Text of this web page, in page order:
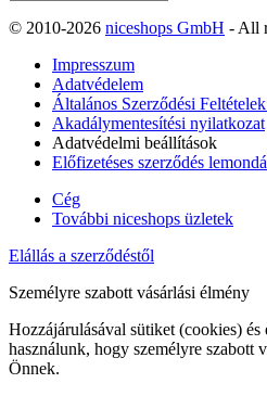
© 2010-2026 niceshops GmbH - All
Impresszum
Adatvédelem
Általános Szerződési
Akadálymentesítési nyilatkozat
Adatvédelmi beállítások
Előfizetéses szerződés
Cég
További niceshops üzletek
Elállás a szerződéstől
Személyre szabott vásárlási élmény
Hozzájárulásával sütiket (cookies)
használunk, hogy személyre szabott
Önnek.